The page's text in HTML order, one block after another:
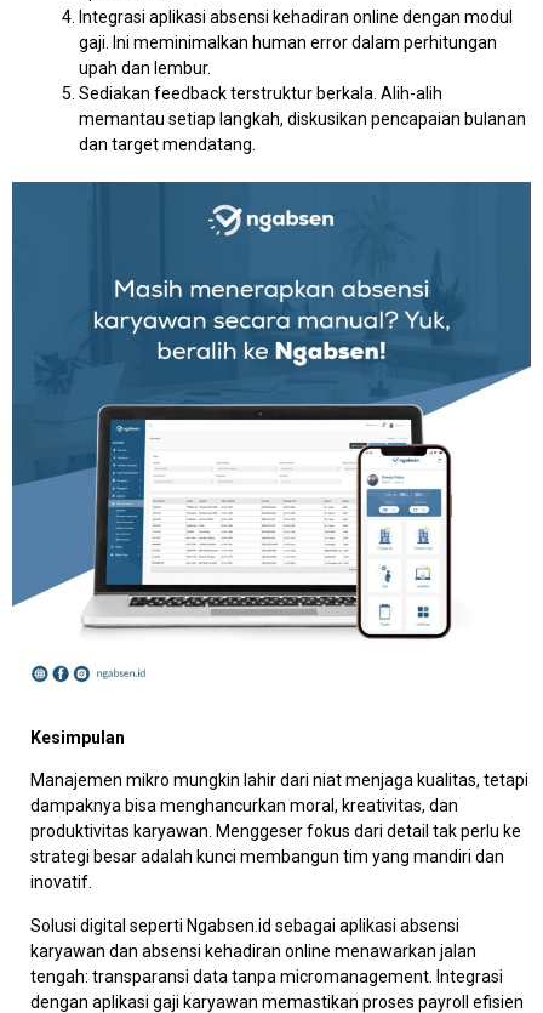
Integrasi aplikasi absensi kehadiran online dengan modul
gaji. Ini meminimalkan human error dalam perhitungan
upah dan lembur.
Sediakan feedback terstruktur berkala. Alih-alih
memantau setiap langkah, diskusikan pencapaian bulanan
dan target mendatang.
Kesimpulan
Manajemen mikro mungkin lahir dari niat menjaga kualitas, tetapi
dampaknya bisa menghancurkan moral, kreativitas, dan
produktivitas karyawan. Menggeser fokus dari detail tak perlu ke
strategi besar adalah kunci membangun tim yang mandiri dan
inovatif.
Solusi digital seperti Ngabsen.id sebagai aplikasi absensi
karyawan dan absensi kehadiran online menawarkan jalan
tengah: transparansi data tanpa micromanagement. Integrasi
dengan aplikasi gaji karyawan memastikan proses payroll efisien